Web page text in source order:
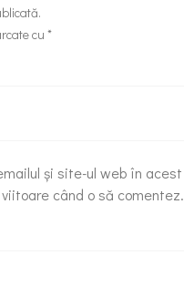
cu *
și site-ul web în acest
când o să comentez.